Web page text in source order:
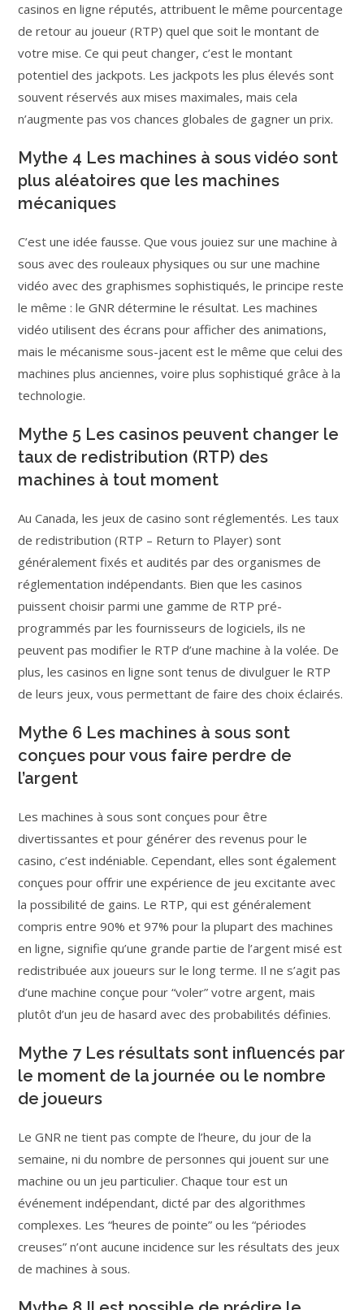
casinos en ligne réputés, attribuent le même pourcentage
de retour au joueur (RTP) quel que soit le montant de
votre mise. Ce qui peut changer, c’est le montant
potentiel des jackpots. Les jackpots les plus élevés sont
souvent réservés aux mises maximales, mais cela
n’augmente pas vos chances globales de gagner un prix.
Mythe 4 Les machines à sous vidéo sont
plus aléatoires que les machines
mécaniques
C’est une idée fausse. Que vous jouiez sur une machine à
sous avec des rouleaux physiques ou sur une machine
vidéo avec des graphismes sophistiqués, le principe reste
le même : le GNR détermine le résultat. Les machines
vidéo utilisent des écrans pour afficher des animations,
mais le mécanisme sous-jacent est le même que celui des
machines plus anciennes, voire plus sophistiqué grâce à la
technologie.
Mythe 5 Les casinos peuvent changer le
taux de redistribution (RTP) des
machines à tout moment
Au Canada, les jeux de casino sont réglementés. Les taux
de redistribution (RTP – Return to Player) sont
généralement fixés et audités par des organismes de
réglementation indépendants. Bien que les casinos
puissent choisir parmi une gamme de RTP pré-
programmés par les fournisseurs de logiciels, ils ne
peuvent pas modifier le RTP d’une machine à la volée. De
plus, les casinos en ligne sont tenus de divulguer le RTP
de leurs jeux, vous permettant de faire des choix éclairés.
Mythe 6 Les machines à sous sont
conçues pour vous faire perdre de
l’argent
Les machines à sous sont conçues pour être
divertissantes et pour générer des revenus pour le
casino, c’est indéniable. Cependant, elles sont également
conçues pour offrir une expérience de jeu excitante avec
la possibilité de gains. Le RTP, qui est généralement
compris entre 90% et 97% pour la plupart des machines
en ligne, signifie qu’une grande partie de l’argent misé est
redistribuée aux joueurs sur le long terme. Il ne s’agit pas
d’une machine conçue pour “voler” votre argent, mais
plutôt d’un jeu de hasard avec des probabilités définies.
Mythe 7 Les résultats sont influencés par
le moment de la journée ou le nombre
de joueurs
Le GNR ne tient pas compte de l’heure, du jour de la
semaine, ni du nombre de personnes qui jouent sur une
machine ou un jeu particulier. Chaque tour est un
événement indépendant, dicté par des algorithmes
complexes. Les “heures de pointe” ou les “périodes
creuses” n’ont aucune incidence sur les résultats des jeux
de machines à sous.